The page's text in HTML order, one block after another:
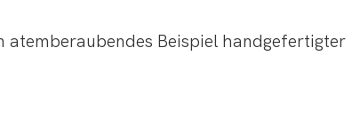
atemberaubendes Beispiel handgefertigter